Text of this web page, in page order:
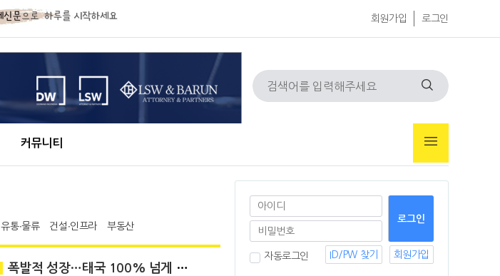
회원가입 로그인
커뮤니티
유통∙물류 건설∙인프라 부동산
폭발적 성장…태국 100% 넘게 늘어
자동로그인 ID/PW 찾기 회원가입